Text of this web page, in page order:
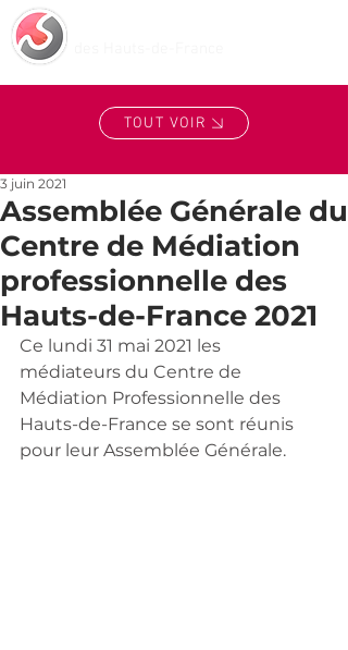
TOUT VOIR
Assemblée Générale du
Centre de Médiation
professionnelle des
Hauts-de-France 2021
3 juin 2021
Ce lundi 31 mai 2021 les
médiateurs du Centre de
Médiation Professionnelle des
Hauts-de-France se sont réunis
pour leur Assemblée Générale.